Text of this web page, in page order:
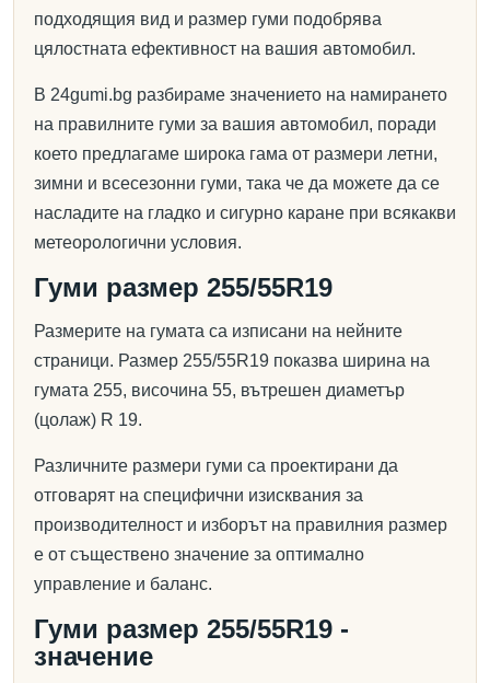
подходящия вид и размер гуми подобрява
цялостната ефективност на вашия автомобил.
В 24gumi.bg разбираме значението на намирането
на правилните гуми за вашия автомобил, поради
което предлагаме широка гама от размери летни,
зимни и всесезонни гуми, така че да можете да се
насладите на гладко и сигурно каране при всякакви
метеорологични условия.
Гуми размер 255/55R19
Размерите на гумата са изписани на нейните
страници. Размер 255/55R19 показва ширина на
гумата 255, височина 55, вътрешен диаметър
(цолаж) R 19.
Различните размери гуми са проектирани да
отговарят на специфични изисквания за
производителност и изборът на правилния размер
е от съществено значение за оптимално
управление и баланс.
Гуми размер 255/55R19 -
значение